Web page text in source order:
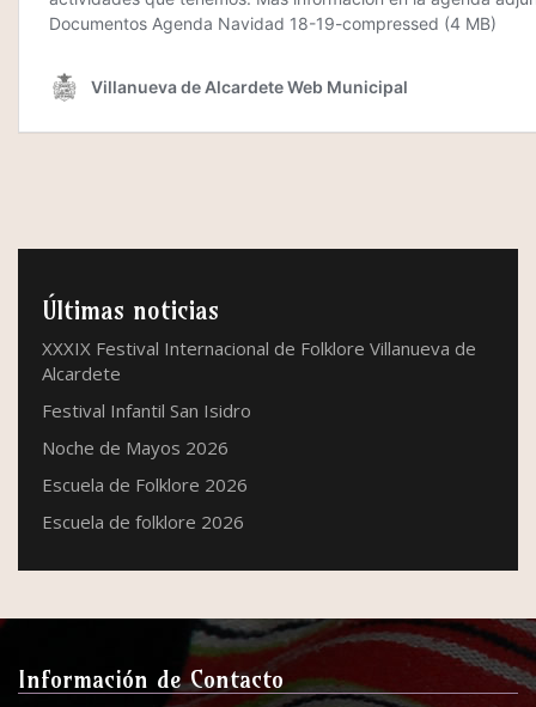
Últimas noticias
XXXIX Festival Internacional de Folklore Villanueva de
Alcardete
Festival Infantil San Isidro
Noche de Mayos 2026
Escuela de Folklore 2026
Escuela de folklore 2026
Información de Contacto